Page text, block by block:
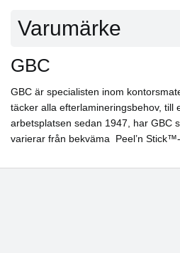
Varumärke
GBC
GBC är specialisten inom
täcker alla efterlamineringsbehov, till
arbetsplatsen sedan 1947, har GBC
varierar från bekväma Peel’n